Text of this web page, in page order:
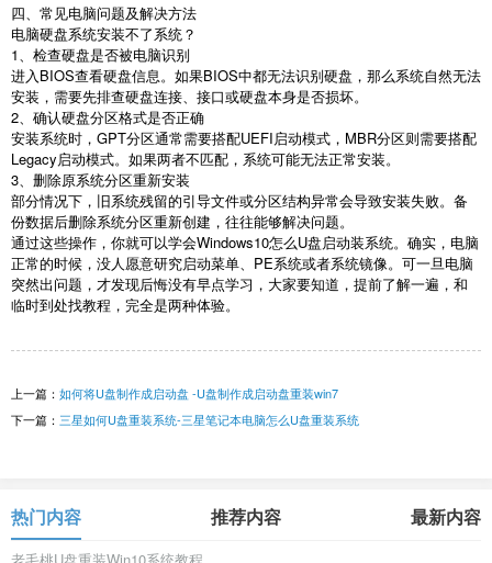
四、常见电脑问题及解决方法
电脑硬盘系统安装不了系统？
1
、检查硬盘是否被电脑识别
进入 BIOS查看硬盘信息。如果BIOS中都无法识别硬盘，那么系统自然无法
安装，需要先排查硬盘连接、接口或硬盘本身是否损坏。
2 、确认硬盘分区格式是否正确
安装系统时， GPT分区通常需要搭配UEFI启动模式， MBR分区则需要搭配
Legacy启动模式。如果两者不匹配，系统可能无法正常安装。
3 、删除原系统分区重新安装
部分情况下，旧系统残留的引导文件或分区结构异常会导致安装失败。备
份数据后删除系统分区重新创建，往往能够解决问题。
通过这些操作，你就可以学会Windows10怎么U盘启动装系统。确实，电脑
正常的时候，没人愿意研究启动菜单、 PE系统或者系统镜像。可一旦电脑
突然出问题，才发现后悔没有早点学习，大家要知道，提前了解一遍，和
临时到处找教程，完全是两种体验。
上一篇： 如何将U盘制作成启动盘 -U盘制作成启动盘重装win7
下一篇： 三星如何U盘重装系统-三星笔记本电脑怎么U盘重装系统
热门内容 推荐内容 最新内容
老毛桃U盘重装Win10系统教程